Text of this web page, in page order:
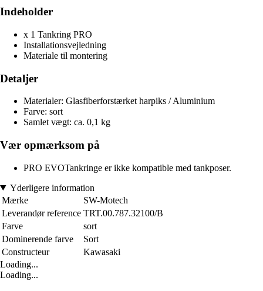
Indeholder
x 1 Tankring PRO
Installationsvejledning
Materiale til montering
Detaljer
Materialer: Glasfiberforstærket harpiks / Aluminium
Farve: sort
Samlet vægt: ca. 0,1 kg
Vær opmærksom på
PRO EVOTankringe er ikke kompatible med tankposer.
Yderligere information
Mærke
SW-Motech
Leverandør reference TRT.00.787.32100/B
Farve
sort
Dominerende farve
Sort
Constructeur
Kawasaki
Loading...
Loading...